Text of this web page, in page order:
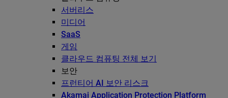
서버리스
미디어
SaaS
게임
클라우드 컴퓨팅 전체 보기
보안
프런티어 AI 보안 리스크
Akamai Application Protection Platform